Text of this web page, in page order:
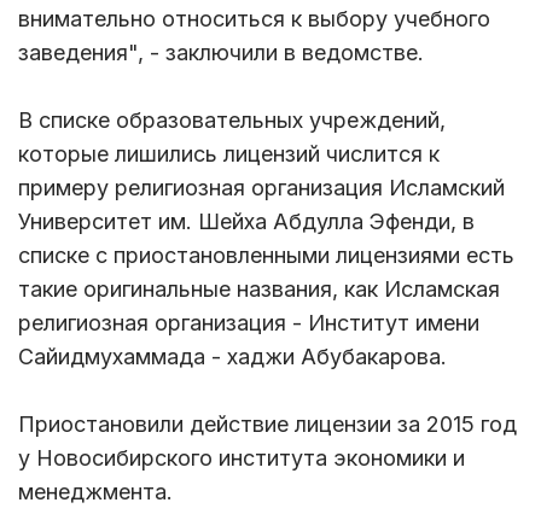
внимательно относиться к выбору учебного
заведения", - заключили в ведомстве.
В списке образовательных учреждений,
которые лишились лицензий числится к
примеру религиозная организация Исламский
Университет им. Шейха Абдулла Эфенди, в
списке с приостановленными лицензиями есть
такие оригинальные названия, как Исламская
религиозная организация - Институт имени
Сайидмухаммада - хаджи Абубакарова.
Приостановили действие лицензии за 2015 год
у Новосибирского института экономики и
менеджмента.